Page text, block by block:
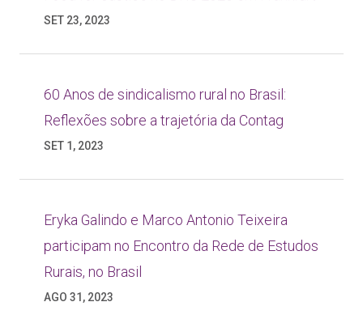
SET 23, 2023
60 Anos de sindicalismo rural no Brasil:
Reflexões sobre a trajetória da Contag
SET 1, 2023
Eryka Galindo e Marco Antonio Teixeira
participam no Encontro da Rede de Estudos
Rurais, no Brasil
AGO 31, 2023